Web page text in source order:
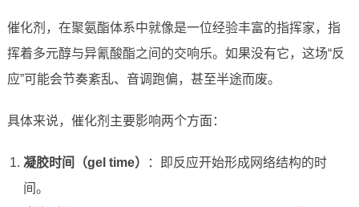
催化剂，在聚氨酯体系中就像是一位经验丰富的指挥家，指
挥着多元醇与异氰酸酯之间的交响乐。如果没有它，这场“反
应”可能会节奏紊乱、音调跑偏，甚至半途而废。
具体来说，催化剂主要影响两个方面：
凝胶时间（gel time）
：即反应开始形成网络结构的时
间。